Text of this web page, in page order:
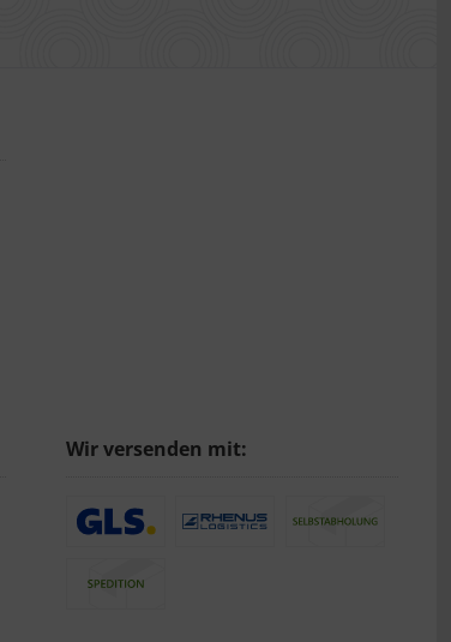
Wir versenden mit: